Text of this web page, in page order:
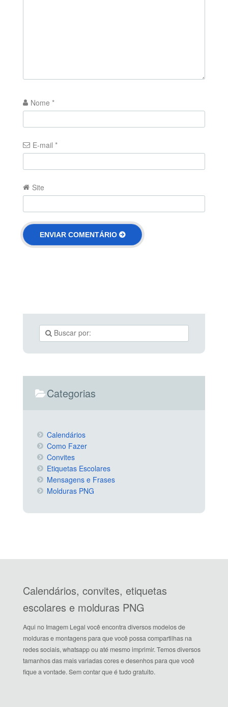
Nome *
E-mail *
Site
Categorias
Calendários
Como Fazer
Convites
Etiquetas Escolares
Mensagens e Frases
Molduras PNG
Calendários, convites, etiquetas
escolares e molduras PNG
Aqui no Imagem Legal você encontra diversos modelos de
molduras e montagens para que você possa compartilhas na
redes sociais, whatsapp ou até mesmo imprimir. Temos diversos
tamanhos das mais variadas cores e desenhos para que você
fique a vontade. Sem contar que é tudo gratuito.